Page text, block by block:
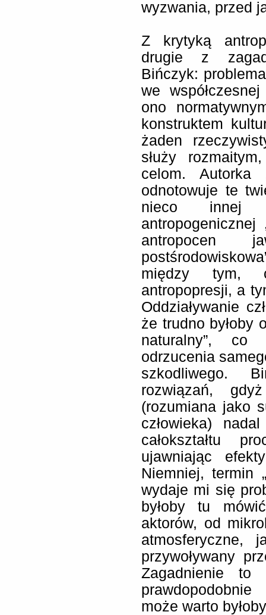
wyzwania, przed
Z krytyką
drugie z
Bińczyk:
we
ono
konstruktem
żaden
służy
celom. Autorka
odnotowuje te
nieco innej
między tym,
antropopresji, a
Oddziaływanie
że trudno byłoby
naturalny”, co
odrzucenia
szkodliwego.
rozwiązań,
(rozumiana jako
człowieka)
całokształtu
ujawniając
Niemniej, termin
wydaje mi się
byłoby tu
aktorów, od
atmosferyczne,
przywoływany
Zagadnienie to
może warto